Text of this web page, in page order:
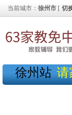
当前城市： 徐州市 [ 切
徐州站 请